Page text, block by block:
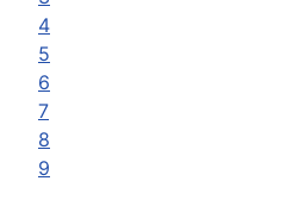
4
5
6
7
8
9